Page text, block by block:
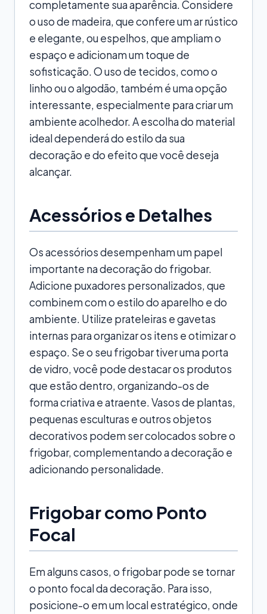
completamente sua aparência. Considere
o uso de madeira, que confere um ar rústico
e elegante, ou espelhos, que ampliam o
espaço e adicionam um toque de
sofisticação. O uso de tecidos, como o
linho ou o algodão, também é uma opção
interessante, especialmente para criar um
ambiente acolhedor. A escolha do material
ideal dependerá do estilo da sua
decoração e do efeito que você deseja
alcançar.
Acessórios e Detalhes
Os acessórios desempenham um papel
importante na decoração do frigobar.
Adicione puxadores personalizados, que
combinem com o estilo do aparelho e do
ambiente. Utilize prateleiras e gavetas
internas para organizar os itens e otimizar o
espaço. Se o seu frigobar tiver uma porta
de vidro, você pode destacar os produtos
que estão dentro, organizando-os de
forma criativa e atraente. Vasos de plantas,
pequenas esculturas e outros objetos
decorativos podem ser colocados sobre o
frigobar, complementando a decoração e
adicionando personalidade.
Frigobar como Ponto
Focal
Em alguns casos, o frigobar pode se tornar
o ponto focal da decoração. Para isso,
posicione-o em um local estratégico, onde